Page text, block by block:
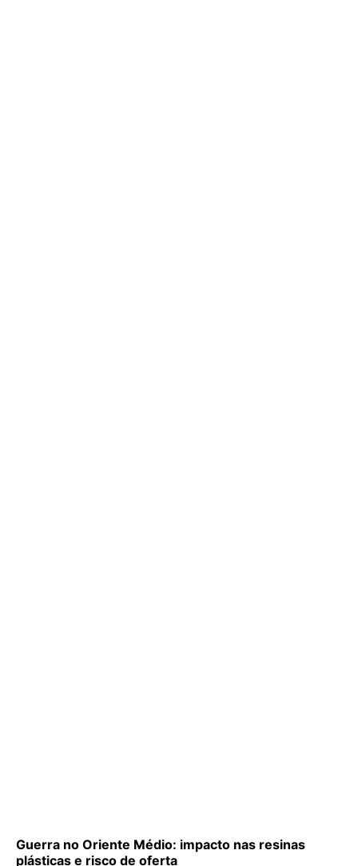
Guerra no Oriente Médio: impacto nas resinas
plásticas e risco de oferta